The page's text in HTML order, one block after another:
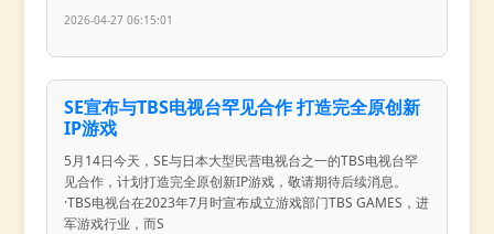
2026-04-27 06:15:01
SE宣布与TBS电视台罕见合作 打造完全原创新
IP游戏
5月14日今天，SE与日本大型民营电视台之一的TBS电视台罕
见合作，计划打造完全原创新IP游戏，敬请期待后续消息。
·TBS电视台在2023年7月时宣布成立游戏部门TBS GAMES，进
军游戏行业，而S